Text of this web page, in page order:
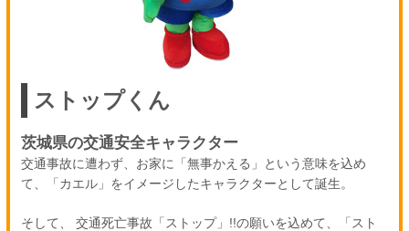
ストップくん
茨城県の交通安全キャラクター
交通事故に遭わず、お家に「無事かえる」という意味を込め
て、「カエル」をイメージしたキャラクターとして誕生。
そして、 交通死亡事故「ストップ」!!の願いを込めて、「スト